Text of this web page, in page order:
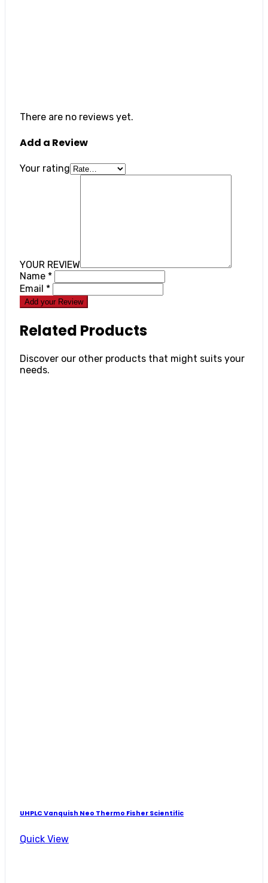
There are no reviews yet.
Add a Review
Your rating
YOUR REVIEW
Name *
Email *
Add your Review
Related Products
Discover our other products that might suits your
needs.
UHPLC Vanquish Neo Thermo Fisher Scientific
Quick View